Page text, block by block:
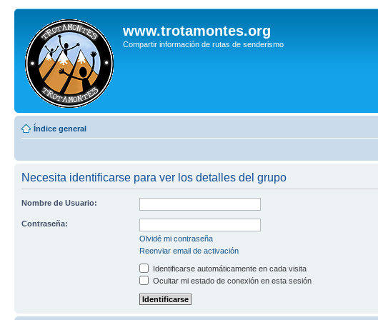
www.trotamontes.org
Compartir información de rutas de senderismo
Índice general
Necesita identificarse para ver los detalles del grupo
Nombre de Usuario:
Contraseña:
Olvidé mi contraseña
Reenviar email de activación
Identificarse automáticamente en cada visita
Ocultar mi estado de conexión en esta sesión